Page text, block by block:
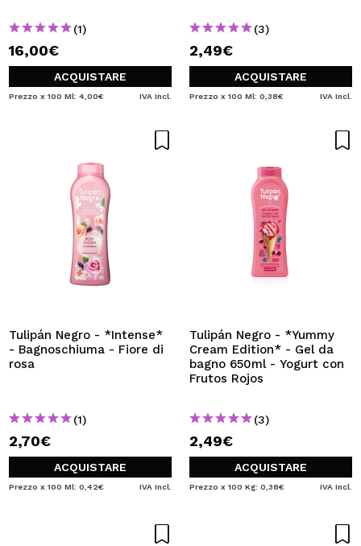
(1)
16,00€
ACQUISTARE
Prezzo x 100 Ml: 4,00€ IVA Incl.
(3)
2,49€
ACQUISTARE
Prezzo x 100 Ml: 0,38€ IVA Incl.
Tulipán Negro - *Intense*
- Bagnoschiuma - Fiore di
rosa
(1)
2,70€
ACQUISTARE
Prezzo x 100 Ml: 0,42€ IVA Incl.
Tulipán Negro - *Yummy
Cream Edition* - Gel da
bagno 650ml - Yogurt con
Frutos Rojos
(3)
2,49€
ACQUISTARE
Prezzo x 100 Kg: 0,38€ IVA Incl.